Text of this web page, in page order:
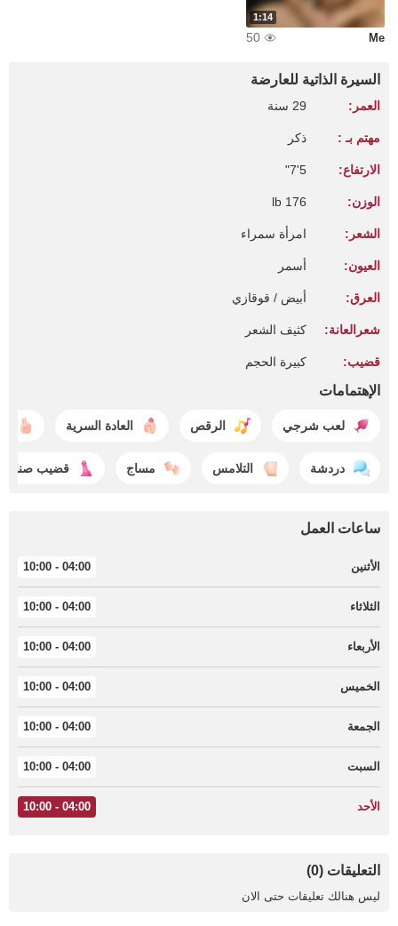
1:14
Me
50
السيرة الذاتية للعارضة
العمر: 29 سنة
مهتم بـ : ذكر
الارتفاع: 5'7"
الوزن: 176 lb
الشعر: امرأة سمراء
العيون: أسمر
العرق: أبيض / قوقازي
شعرالعانة: كثيف الشعر
قضيب: كبيرة الحجم
الإهتمامات
لعب شرجي الرقص العادة السرية
دردشة التلامس مساج قضيب
ساعات العمل
الأثنين 04:00 - 10:00
الثلاثاء 04:00 - 10:00
الأربعاء 04:00 - 10:00
الخميس 04:00 - 10:00
الجمعة 04:00 - 10:00
السبت 04:00 - 10:00
الأحد 04:00 - 10:00
التعليقات (0)
ليس هنالك تعليقات حتى الان